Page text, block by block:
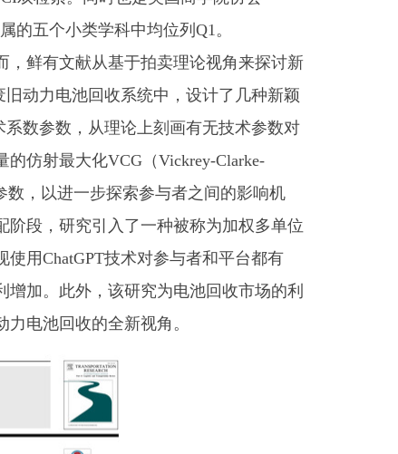
的五个小类学科中均位列Q1。
，鲜有文献从基于拍卖理论视角来探讨新
动力电池回收系统中，设计了几种新颖
数参数，从理论上刻画有无技术参数对
仿射最大化VCG（Vickrey-Clarke-
数，以进一步探索参与者之间的影响机
段，研究引入了一种被称为加权多单位
用ChatGPT技术对参与者和平台都有
加。此外，该研究为电池回收市场的利
电池回收的全新视角。